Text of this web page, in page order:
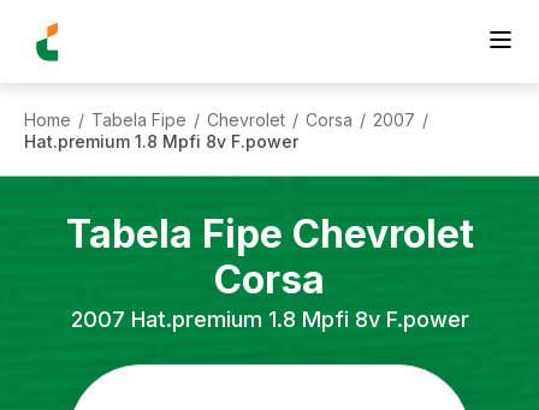
Home / Tabela Fipe / Chevrolet / Corsa / 2007 /
Hat.premium 1.8 Mpfi 8v F.power
Tabela Fipe Chevrolet
Corsa
2007 Hat.premium 1.8 Mpfi 8v F.power